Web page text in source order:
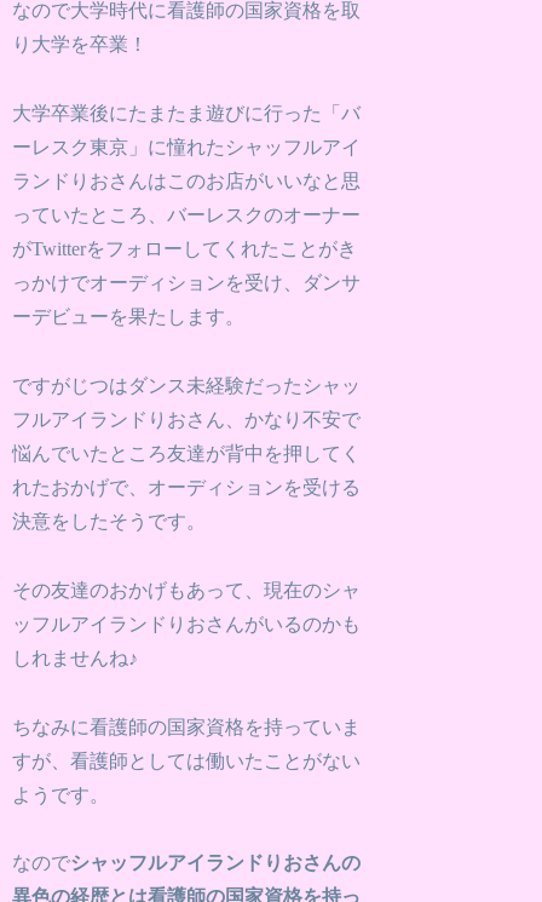
なので大学時代に看護師の国家資格を取
り大学を卒業！
大学卒業後にたまたま遊びに行った「バ
ーレスク東京」に憧れたシャッフルアイ
ランドりおさんはこのお店がいいなと思
っていたところ、バーレスクのオーナー
がTwitterをフォローしてくれたことがき
っかけでオーディションを受け、ダンサ
ーデビューを果たします。
ですがじつはダンス未経験だったシャッ
フルアイランドりおさん、かなり不安で
悩んでいたところ友達が背中を押してく
れたおかげで、オーディションを受ける
決意をしたそうです。
その友達のおかげもあって、現在のシャ
ッフルアイランドりおさんがいるのかも
しれませんね♪
ちなみに看護師の国家資格を持っていま
すが、看護師としては働いたことがない
ようです。
なのでシャッフルアイランドりおさんの
異色の経歴とは看護師の国家資格を持っ